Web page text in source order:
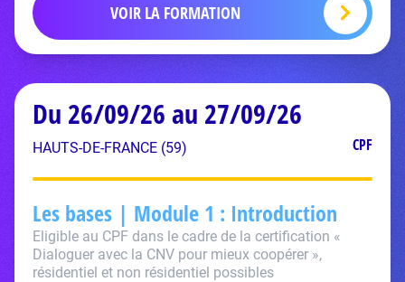
VOIR LA FORMATION
Du 26/09/26 au 27/09/26
HAUTS-DE-FRANCE (59) CPF
Les bases | Module 1 : Introduction
Eligible au CPF dans le cadre de la certification «
Dialoguer avec la CNV pour mieux coopérer »,
résidentiel et non résidentiel possibles